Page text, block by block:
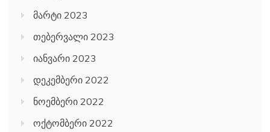
მარტი 2023
თებერვალი 2023
იანვარი 2023
დეკემბერი 2022
ნოემბერი 2022
ოქტომბერი 2022